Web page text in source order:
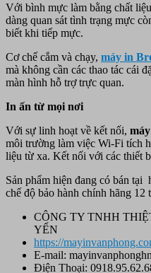
Với bình mực làm bằng chất
dàng quan sát tình trạng mực
biết khi tiếp mực.
Cơ chế cắm và chạy, máy in
mà không cần các thao tác cái
màn hình hỗ trợ trực quan.
In ấn từ mọi nơi
Với sự linh hoạt về kết nối,
môi trường làm việc Wi-Fi tích
liệu từ xa. Kết nối với các thiết
Sản phẩm hiện đang có bán
chế độ bảo hành chính hãng 12
CÔNG TY TNHH
YẾN
https://
E-mail:
Điện Thoại: